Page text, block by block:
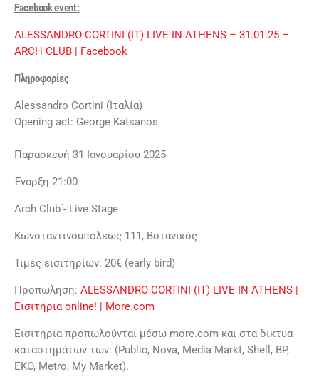
Facebook event:
ALESSANDRO CORTINI (IT) LIVE IN ATHENS – 31.01.25 –
ARCH CLUB | Facebook
Πληροφορίες
Alessandro Cortini (Ιταλία)
Opening act: George Katsanos
Παρασκευή 31 Ιανουαρίου 2025
Έναρξη 21:00
Arch Club΄- Live Stage
Κωνσταντινουπόλεως 111, Βοτανικός
Τιμές εισιτηρίων: 20€ (early bird)
Προπώληση: ALESSANDRO CORTINI (IT) LIVE IN ATHENS |
Εισιτήρια online! | More.com
Εισιτήρια προπωλούνται μέσω more.com και στα δίκτυα
καταστημάτων των: (Public, Nova, Media Markt, Shell, BP,
EKO, Metro, My Market).